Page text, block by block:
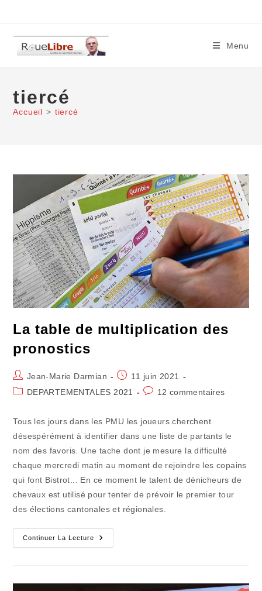
content
Menu
tiercé
Accueil > tiercé
La table de multiplication des
pronostics
Auteur/autrice
de
Jean-Marie Darmian
Publication
publiée :
11 juin 2021
PostDEPARTEMENTALES 2021
Commentaires
12 commentaires
Tous les jours dans les PMU les joueurs cherchent
désespérément à identifier dans une liste de partants le
nom des favoris. Une tache dont je mesure la difficulté
chaque mercredi matin au moment de rejoindre les copains
qui font Bistrot... En ce moment le talent de dénicheurs de
chevaux est utilisé pour tenter de prévoir le premier tour
des élections cantonales et régionales.
Continuer La Lecture
La
Table